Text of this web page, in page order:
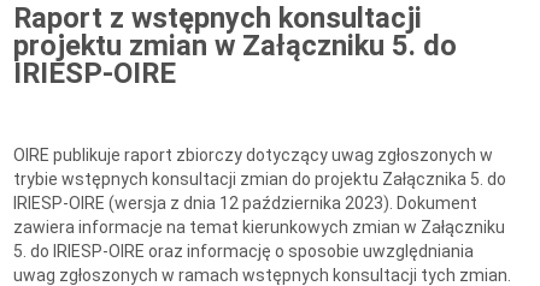
Raport z wstępnych konsultacji
projektu zmian w Załączniku 5. do
IRIESP-OIRE
OIRE publikuje raport zbiorczy dotyczący uwag zgłoszonych w
trybie wstępnych konsultacji zmian do projektu Załącznika 5. do
IRIESP-OIRE (wersja z dnia 12 października 2023). Dokument
zawiera informacje na temat kierunkowych zmian w Załączniku
5. do IRIESP-OIRE oraz informację o sposobie uwzględniania
uwag zgłoszonych w ramach wstępnych konsultacji tych zmian.